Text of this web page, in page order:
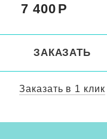
10 100
ЗАКАЗАТЬ
Заказать в 1 клик